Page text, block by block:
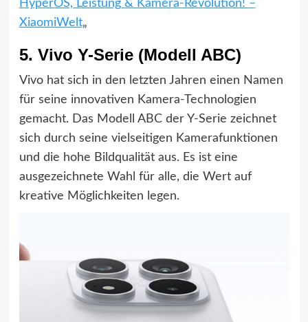
HyperOS, Leistung & Kamera-Revolution! –
XiaomiWelt„
5. Vivo Y-Serie (Modell ABC)
Vivo hat sich in den letzten Jahren einen Namen
für seine innovativen Kamera-Technologien
gemacht. Das Modell ABC der Y-Serie zeichnet
sich durch seine vielseitigen Kamerafunktionen
und die hohe Bildqualität aus. Es ist eine
ausgezeichnete Wahl für alle, die Wert auf
kreative Möglichkeiten legen.